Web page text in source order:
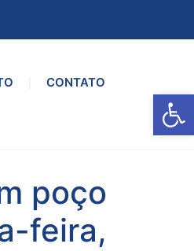
CONTATO
poço
feira,